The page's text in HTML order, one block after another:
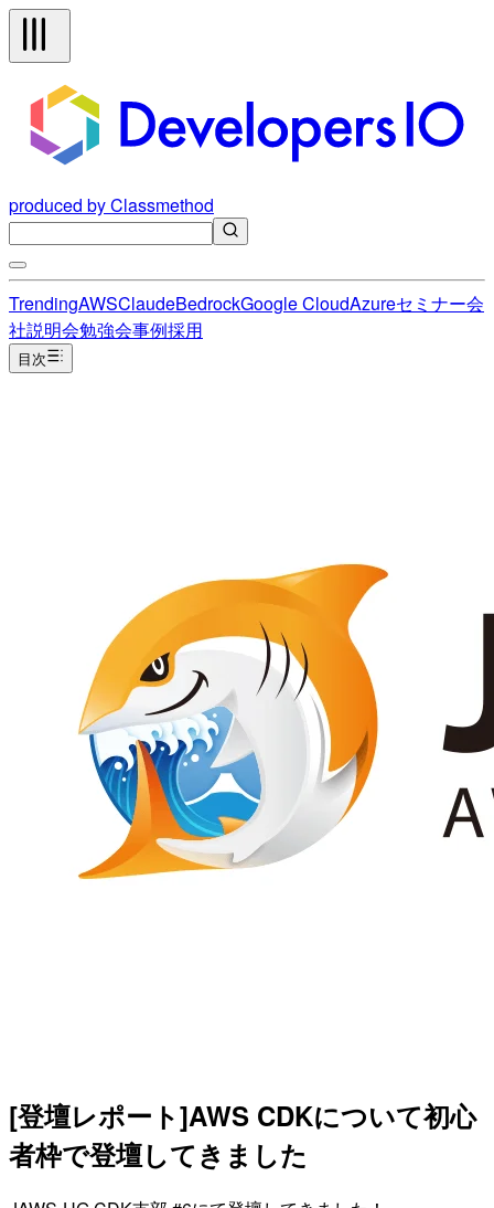
produced by Classmethod
TrendingAWSClaudeBedrockGoogle CloudAzureセミナー会
社説明会勉強会事例採用
目次
[登壇レポート]AWS CDKについて初心
者枠で登壇してきました